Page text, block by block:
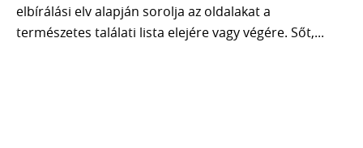
elbírálási elv alapján sorolja az oldalakat a
természetes találati lista elejére vagy végére. Sőt,...